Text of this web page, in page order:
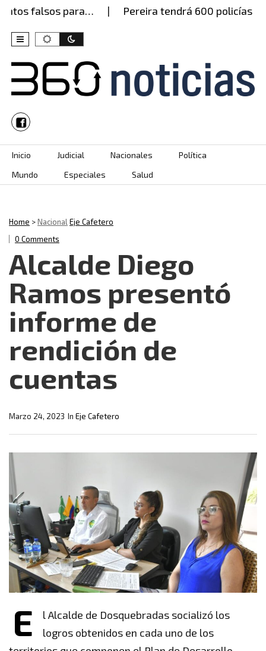
falsos para… Pereira tendrá 600 policías este
Skip to content
Inicio Judicial Nacionales
Política
Mundo
Especiales Salud
Home >NacionalEje Cafetero
0 Comments
Alcalde Diego
Ramos presentó
informe de
rendición de
cuentas
In Eje Cafetero
Marzo 24, 2023
E
l Alcalde de Dosquebradas socializó los
logros obtenidos en cada uno de los